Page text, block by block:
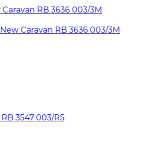
RB 3636 003/3M
3547 003/R5